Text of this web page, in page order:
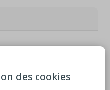
des cookies